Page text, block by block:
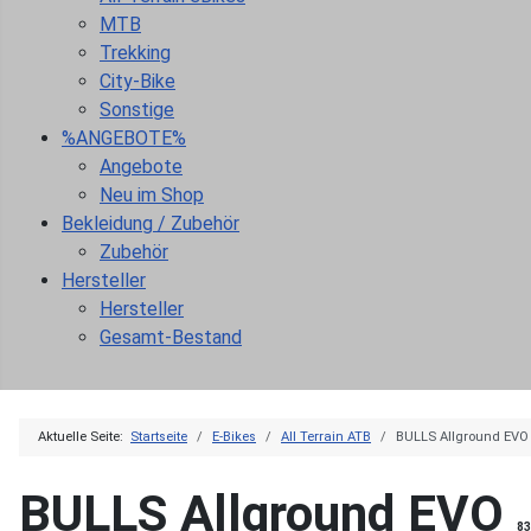
MTB
Trekking
City-Bike
Sonstige
%ANGEBOTE%
Angebote
Neu im Shop
Bekleidung / Zubehör
Zubehör
Hersteller
Hersteller
Gesamt-Bestand
Aktuelle Seite: Startseite E-Bikes All Terrain ATB BULLS Allground EVO
BULLS Allground EVO